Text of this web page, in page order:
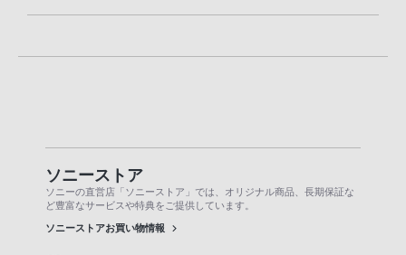
ソニーストア
ソニーの直営店「ソニーストア」では、オリジナル商品、長期保証な
ど豊富なサービスや特典をご提供しています。
ソニーストアお買い物情報